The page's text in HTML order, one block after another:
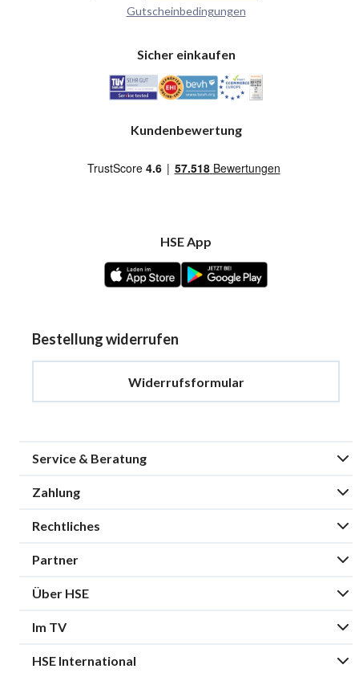
Gutscheinbedingungen
Sicher einkaufen
Kundenbewertung
HSE App
Bestellung widerrufen
Widerrufsformular
Service & Beratung
Zahlung
Rechtliches
Partner
Über HSE
Im TV
HSE International